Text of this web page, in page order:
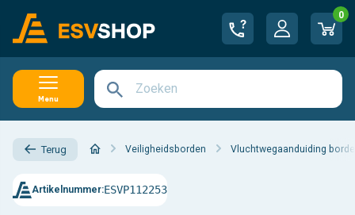
0
Menu
Terug Veiligheidsborden Vluchtwegaanduiding
Artikelnummer:ESVP112253